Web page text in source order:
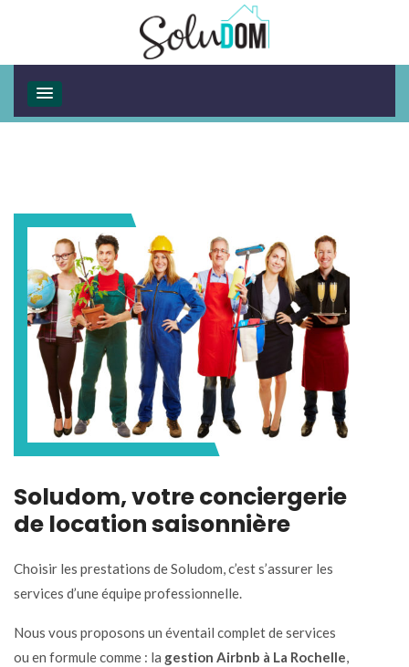
Soludom, votre conciergerie
de location saisonnière
Choisir les prestations de Soludom, c’est s’assurer les
services d’une équipe professionnelle.
Nous vous proposons un éventail complet de services
ou en formule comme : la gestion Airbnb à La Rochelle,